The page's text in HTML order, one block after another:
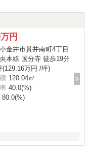
円
金井市貫井南町4丁目
央本線 国分寺 徒歩19分
(129.16万円 /坪)
120.04㎡
40.0(%)
80.0(%)